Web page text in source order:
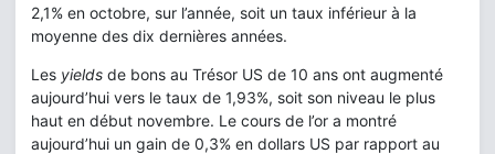
2,1% en octobre, sur l’année, soit un taux inférieur à la
moyenne des dix dernières années.
Les yields de bons au Trésor US de 10 ans ont augmenté
aujourd’hui vers le taux de 1,93%, soit son niveau le plus
haut en début novembre. Le cours de l’or a montré
aujourd’hui un gain de 0,3% en dollars US par rapport au